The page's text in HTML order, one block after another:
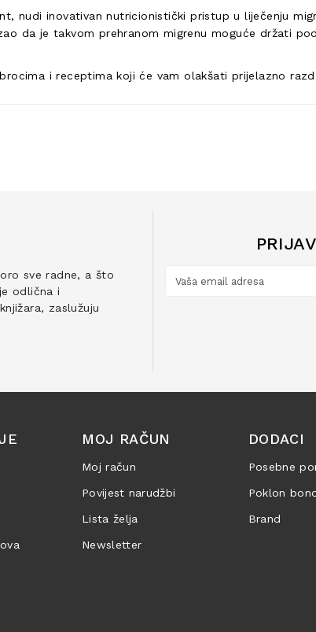
nudi inovativan nutricionistički pristup u liječenju
da je takvom prehranom migrenu moguće držati
i receptima koji će vam olakšati prijelazno
sve radne, a što
odlična i
zaslužuju
MOJ RAČUN
Moj račun
Povijest narudžbi
Lista želja
Newsletter
DODACI
Posebne
Poklon
Brand